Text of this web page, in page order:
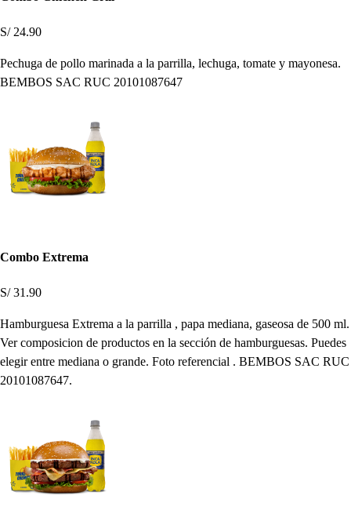
S/ 24.90
Pechuga de pollo marinada a la parrilla, lechuga, tomate y mayonesa.
BEMBOS SAC RUC 20101087647
Combo Extrema
S/ 31.90
Hamburguesa Extrema a la parrilla , papa mediana, gaseosa de 500 ml.
Ver composicion de productos en la sección de hamburguesas. Puedes
elegir entre mediana o grande. Foto referencial . BEMBOS SAC RUC
20101087647.